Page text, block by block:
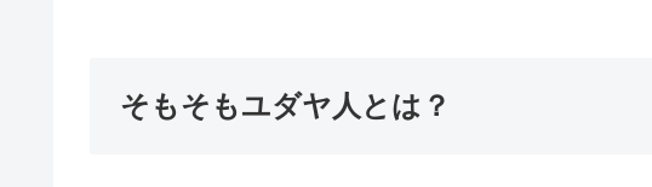
そもそもユダヤ人とは？